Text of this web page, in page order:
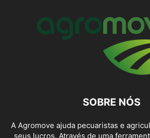
SOBRE NÓS
A Agromove ajuda pecuaristas e
seus lucros. Através de uma